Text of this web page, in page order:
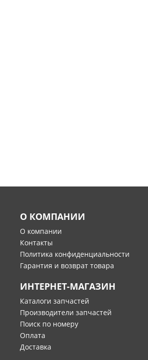
О КОМПАНИИ
О компании
Контакты
Политика конфиденциальности
Гарантия и возврат товара
ИНТЕРНЕТ-МАГАЗИН
Каталоги запчастей
Производители запчастей
Поиск по номеру
Оплата
Доставка